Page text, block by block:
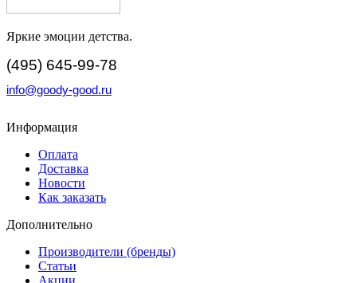
Яркие эмоции детства.
(495) 645-99-78
info@goody-good.ru
Информация
Оплата
Доставка
Новости
Как заказать
Дополнительно
Производители (бренды)
Статьи